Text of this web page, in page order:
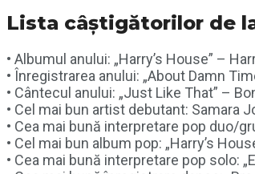
Lista câștigătorilor de
• Albumul anului: „Harry’s House” –
• Înregistrarea anului: „About Damn
• Cântecul anului: „Just Like That” –
• Cel mai bun artist debutant: Samara
• Cea mai bună interpretare pop duo/
• Cel mai bun album pop: „Harry’s
• Cea mai bună interpretare pop solo: